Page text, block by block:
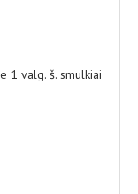
1 valg. š. smulkiai